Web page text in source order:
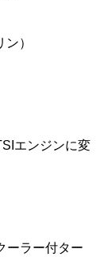
）
エンジンに変
ーラー付ター